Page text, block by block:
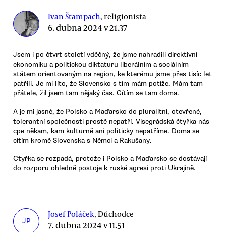
Ivan Štampach, religionista
6. dubna 2024 v 21.37
Jsem i po čtvrt století vděčný, že jsme nahradili direktivní
ekonomiku a politickou diktaturu liberálním a sociálním
státem orientovaným na region, ke kterému jsme přes tisíc let
patřili. Je mi líto, že Slovensko s tím mám potíže. Mám tam
přátele, žil jsem tam nějaký čas. Cítím se tam doma.
A je mi jasné, že Polsko a Maďarsko do pluralitní, otevřené,
tolerantní společnosti prostě nepatří. Visegrádská čtyřka nás
cpe někam, kam kulturně ani politicky nepatříme. Doma se
cítím kromě Slovenska s Němci a Rakušany.
Čtyřka se rozpadá, protože i Polsko a Maďarsko se dostávají
do rozporu ohledně postoje k ruské agresi proti Ukrajině.
JP
Josef Poláček, Důchodce
7. dubna 2024 v 11.51